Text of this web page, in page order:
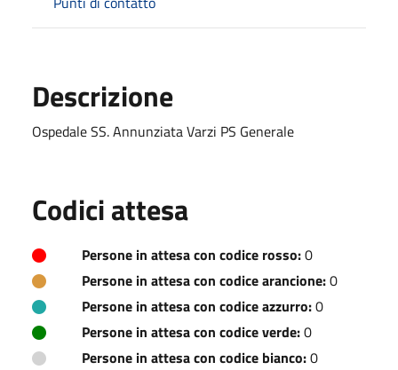
Descrizione
Ospedale SS. Annunziata Varzi PS Generale
Codici attesa
Persone in attesa con codice rosso:0
Persone in attesa con codice arancione:0
Persone in attesa con codice azzurro:0
Persone in attesa con codice verde:0
Persone in attesa con codice bianco:0